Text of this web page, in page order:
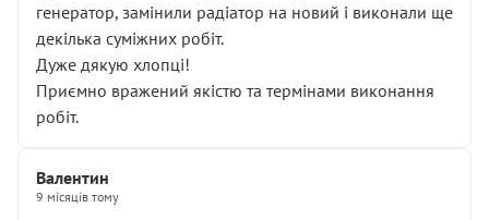
генератор, замінили радіатор на новий і виконали ще
декілька суміжних робіт.
Дуже дякую хлопці!
Приємно вражений якістю та термінами виконання
робіт.
Валентин
9 місяців тому